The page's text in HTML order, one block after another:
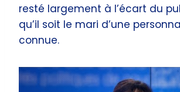
resté largement à l’écart du
qu’il soit le mari d’une
connue.